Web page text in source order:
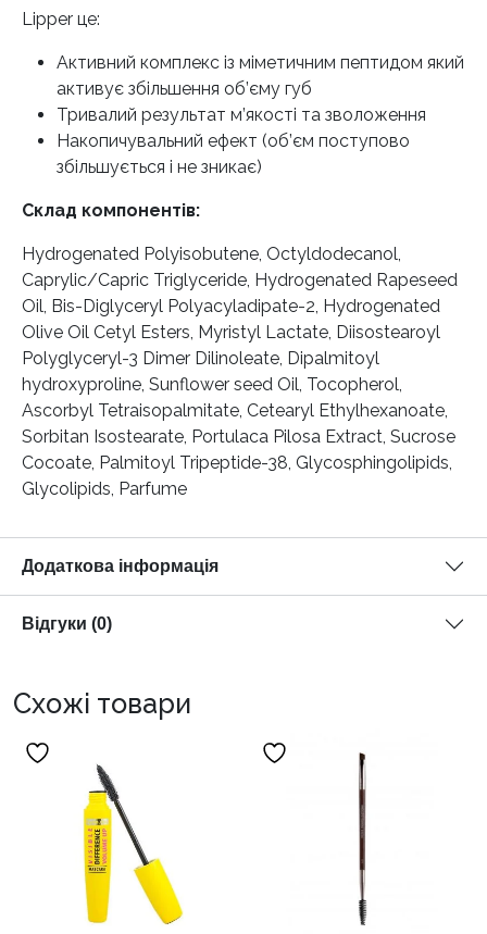
Lipper це:
Активний комплекс із міметичним пептидом який
активує збільшення об’єму губ
Тривалий результат м’якості та зволоження
Накопичувальний ефект (об’єм поступово
збільшується і не зникає)
Склад компонентів:
Hydrogenated Polyisobutene, Octyldodecanol,
Caprylic/Capric Triglyceride, Hydrogenated Rapeseed
Oil, Bis-Diglyceryl Polyacyladipate-2, Hydrogenated
Olive Oil Cetyl Esters, Myristyl Lactate, Diisostearoyl
Polyglyceryl-3 Dimer Dilinoleate, Dipalmitoyl
hydroxyproline, Sunflower seed Oil, Tocopherol,
Ascorbyl Tetraisopalmitate, Cetearyl Ethylhexanoate,
Sorbitan Isostearate, Portulaca Pilosa Extract, Sucrose
Cocoate, Palmitoyl Tripeptide-38, Glycosphingolipids,
Glycolipids, Parfume
Додаткова інформація
Відгуки (0)
Схожі товари